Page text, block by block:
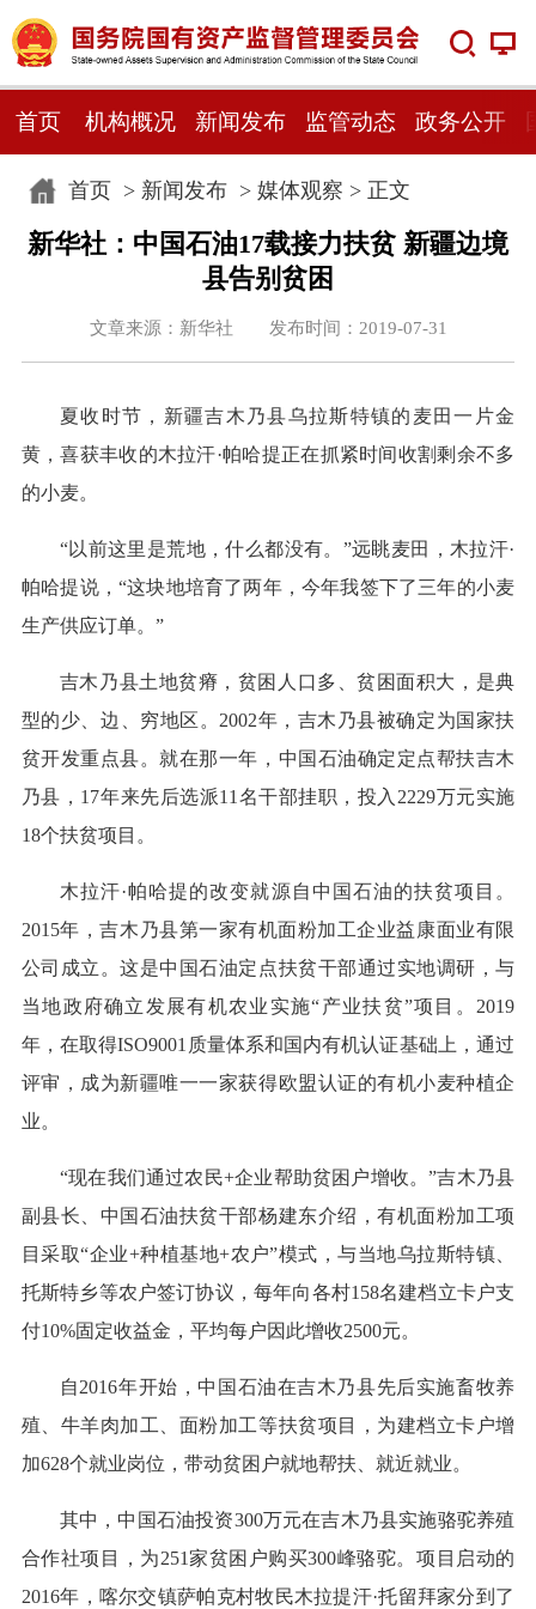
首页 机构概况 新闻发布 监管动态 政务公开
首页> 新闻发布> 媒体观察 > 正文
新华社：中国石油17载接力扶贫 新疆边境
县告别贫困
文章来源：新华社 发布时间：2019-07-31
夏收时节，新疆吉木乃县乌拉斯特镇的麦田一片金
黄，喜获丰收的木拉汗·帕哈提正在抓紧时间收割剩余不多
的小麦。
“以前这里是荒地，什么都没有。”远眺麦田，木拉汗·
帕哈提说，“这块地培育了两年，今年我签下了三年的小麦
生产供应订单。”
吉木乃县土地贫瘠，贫困人口多、贫困面积大，是典
型的少、边、穷地区。2002年，吉木乃县被确定为国家扶
贫开发重点县。就在那一年，中国石油确定定点帮扶吉木
乃县，17年来先后选派11名干部挂职，投入2229万元实施
18个扶贫项目。
木拉汗·帕哈提的改变就源自中国石油的扶贫项目。
2015年，吉木乃县第一家有机面粉加工企业益康面业有限
公司成立。这是中国石油定点扶贫干部通过实地调研，与
当地政府确立发展有机农业实施“产业扶贫”项目。2019
年，在取得ISO9001质量体系和国内有机认证基础上，通过
评审，成为新疆唯一一家获得欧盟认证的有机小麦种植企
业。
“现在我们通过农民+企业帮助贫困户增收。”吉木乃县
副县长、中国石油扶贫干部杨建东介绍，有机面粉加工项
目采取“企业+种植基地+农户”模式，与当地乌拉斯特镇、
托斯特乡等农户签订协议，每年向各村158名建档立卡户支
付10%固定收益金，平均每户因此增收2500元。
自2016年开始，中国石油在吉木乃县先后实施畜牧养
殖、牛羊肉加工、面粉加工等扶贫项目，为建档立卡户增
加628个就业岗位，带动贫困户就地帮扶、就近就业。
其中，中国石油投资300万元在吉木乃县实施骆驼养殖
合作社项目，为251家贫困户购买300峰骆驼。项目启动的
2016年，喀尔交镇萨帕克村牧民木拉提汗·托留拜家分到了